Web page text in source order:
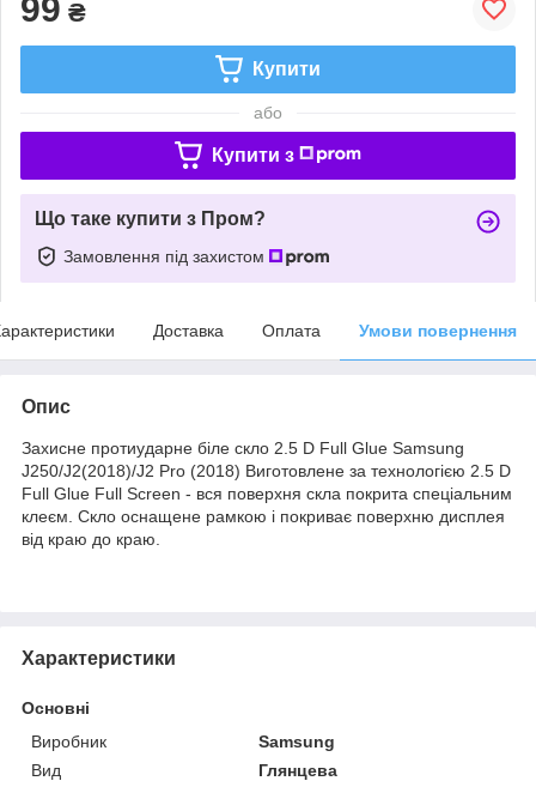
99 ₴
Купити
або
Купити з
Що таке купити з Пром?
Замовлення під захистом
Доставка Оплата Умови повернення
Опис
Захисне протиударне біле скло 2.5 D Full Glue Samsung
J250/J2(2018)/J2 Pro (2018) Виготовлене за технологією 2.5 D
Full Glue Full Screen - вся поверхня скла покрита спеціальним
клеєм. Скло оснащене рамкою і покриває поверхню дисплея
від краю до краю.
Характеристики
Основні
Виробник
Samsung
Вид
Глянцева